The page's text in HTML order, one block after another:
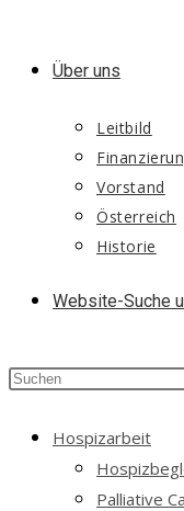
Über uns
Leitbild
Vorstand
Österreich
Historie
Website-Suche
Hospizarbeit
Palliative